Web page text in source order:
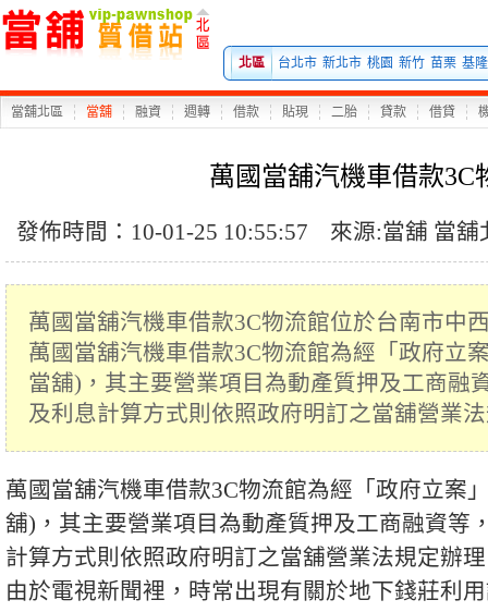
北區 台北市 新北市 桃園 新竹 苗栗 基隆
當舖北區 當舖 融資 週轉 借款 貼現 二胎 貸款 借貸
萬國當舖汽機車借款3C
發佈時間：10-01-25 10:55:57 來源:當舖 當舖
萬國當舖汽機車借款3C物流館位於台南市中
萬國當舖汽機車借款3C物流館為經「政府立
當舖)，其主要營業項目為動產質押及工商融
及利息計算方式則依照政府明訂之當舖營業
萬國 當舖汽機車借款3C物流館為經「政府立案
舖)，其主要營業項目為動產質押及工商融資等
計算方式則依照政府明訂之當舖營業法規定辦
由於電視新聞裡，時常出現有關於地下錢莊利